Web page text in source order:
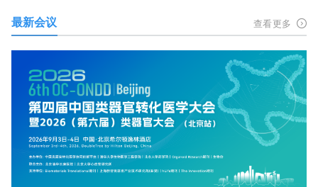
最新会议 查看更多